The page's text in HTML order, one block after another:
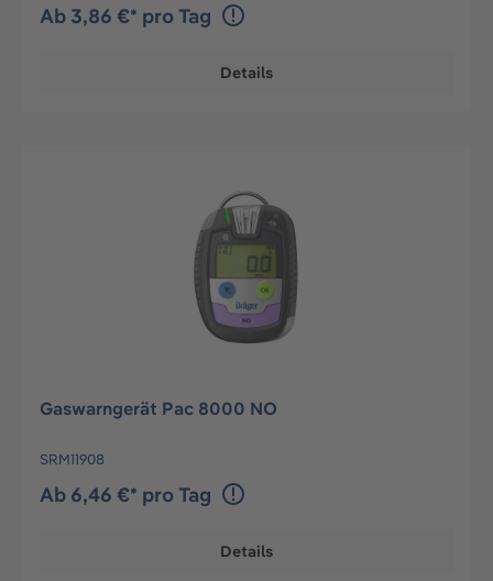
Ab 3,86 €* pro Tag
Details
Gaswarngerät Pac 8000 NO
SRM11908
Ab 6,46 €* pro Tag
Details